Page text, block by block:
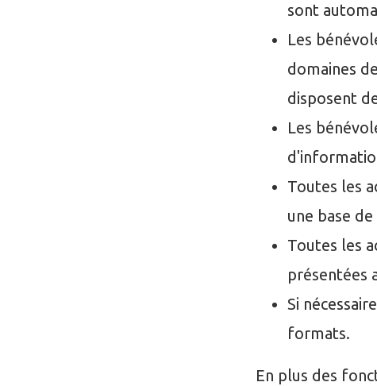
sont
Les
domaines
disposent
Les
Toutes les
une base
Toutes les
présentées
Si
formats.
En plus des